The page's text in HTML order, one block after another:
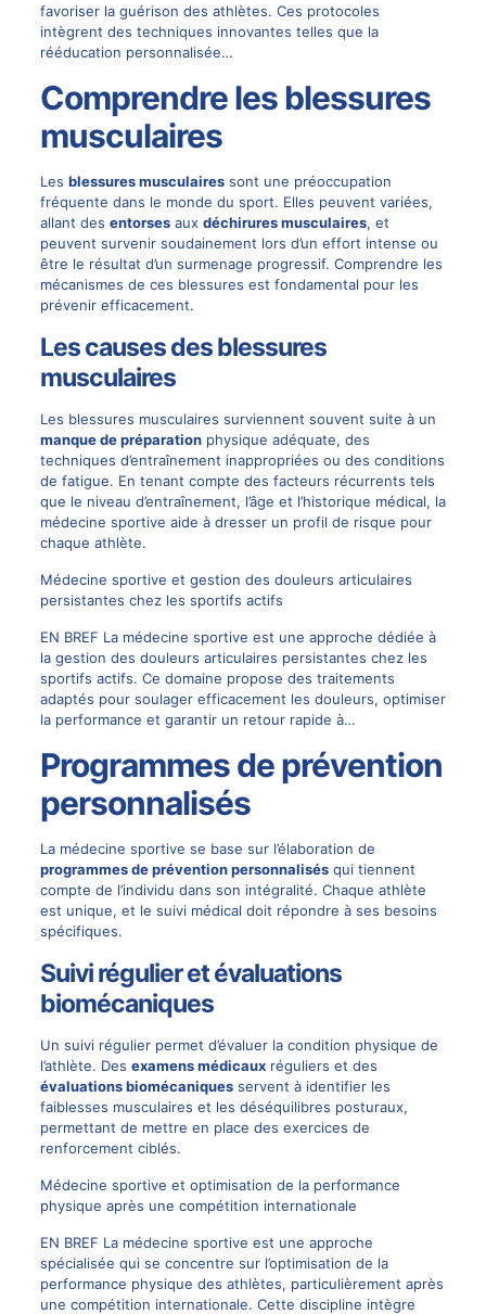
favoriser la guérison des athlètes. Ces protocoles
intègrent des techniques innovantes telles que la
rééducation personnalisée…
Comprendre les blessures
musculaires
Les blessures musculairessont une préoccupation
fréquente dans le monde du sport. Elles peuvent variées,
allant des entorsesaux déchirures musculaires, et
peuvent survenir soudainement lors d’un effort intense ou
être le résultat d’un surmenage progressif. Comprendre les
mécanismes de ces blessures est fondamental pour les
prévenir efficacement.
Les causes des blessures
musculaires
Les blessures musculaires surviennent souvent suite à un
manque de préparationphysique adéquate, des
techniques d’entraînement inappropriées ou des conditions
de fatigue. En tenant compte des facteurs récurrents tels
que le niveau d’entraînement, l’âge et l’historique médical, la
médecine sportive aide à dresser un profil de risque pour
chaque athlète.
Médecine sportive et gestion des douleurs articulaires
persistantes chez les sportifs actifs
EN BREF La médecine sportive est une approche dédiée à
la gestion des douleurs articulaires persistantes chez les
sportifs actifs. Ce domaine propose des traitements
adaptés pour soulager efficacement les douleurs, optimiser
la performance et garantir un retour rapide à…
Programmes de prévention
personnalisés
La médecine sportive se base sur l’élaboration de
programmes de prévention personnalisésqui tiennent
compte de l’individu dans son intégralité. Chaque athlète
est unique, et le suivi médical doit répondre à ses besoins
spécifiques.
Suivi régulier et évaluations
biomécaniques
Un suivi régulier permet d’évaluer la condition physique de
l’athlète. Des examens médicauxréguliers et des
évaluations biomécaniquesservent à identifier les
faiblesses musculaires et les déséquilibres posturaux,
permettant de mettre en place des exercices de
renforcement ciblés.
Médecine sportive et optimisation de la performance
physique après une compétition internationale
EN BREF La médecine sportive est une approche
spécialisée qui se concentre sur l’optimisation de la
performance physique des athlètes, particulièrement après
une compétition internationale. Cette discipline intègre